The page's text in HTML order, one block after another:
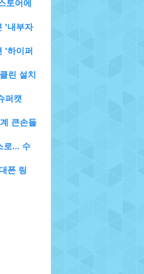
토어에
'내부자
'하이퍼
린 설치
퍼캣
큰손들
로… 수
폰 링